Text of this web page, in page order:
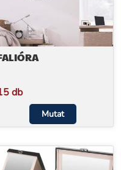
db
Mutat